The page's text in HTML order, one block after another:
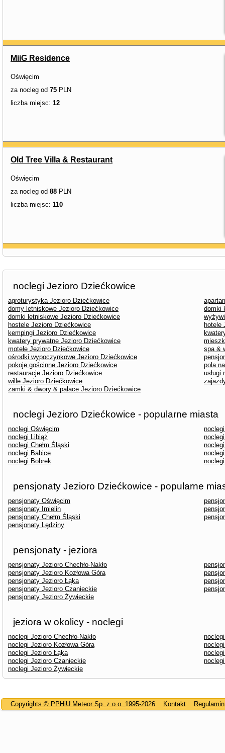
MiiG Residence
Oświęcim
za nocleg od 75 PLN
liczba miejsc: 12
Old Tree Villa & Restaurant
Oświęcim
za nocleg od 88 PLN
liczba miejsc: 110
noclegi Jezioro Dziećkowice
agroturystyka Jezioro Dziećkowice
domy letniskowe Jezioro Dziećkowice
domki
domki letniskowe Jezioro Dziećkowice
hostele Jezioro Dziećkowice
hotele
kempingi Jezioro Dziećkowice
kwatery prywatne Jezioro Dziećkowice
motele Jezioro Dziećkowice
spa &
ośrodki wypoczynkowe Jezioro Dziećkowice
pokoje gościnne Jezioro Dziećkowice
pola
restauracje Jezioro Dziećkowice
usługi
wille Jezioro Dziećkowice
zamki & dwory & pałace Jezioro Dziećkowice
noclegi Jezioro Dziećkowice - popularne miasta
noclegi Oświęcim
noclegi Libiąż
noclegi Chełm Śląski
noclegi Babice
noclegi Bobrek
pensjonaty Jezioro Dziećkowice - popularne
pensjonaty Oświęcim
pensjonaty Imielin
pensjonaty Chełm Śląski
pensjonaty Lędziny
pensjonaty - jeziora
pensjonaty Jezioro Chechło-Nakło
pensjonaty Jezioro Kozłowa Góra
pensjonaty Jezioro Łąka
pensjonaty Jezioro Czanieckie
pensjonaty Jezioro Żywieckie
jeziora w okolicy - noclegi
noclegi Jezioro Chechło-Nakło
noclegi Jezioro Kozłowa Góra
noclegi Jezioro Łąka
noclegi Jezioro Czanieckie
noclegi Jezioro Żywieckie
Copyrights © PPHiU Meteor Sp. z o.o. 1995-2026 Kontakt Regulamin